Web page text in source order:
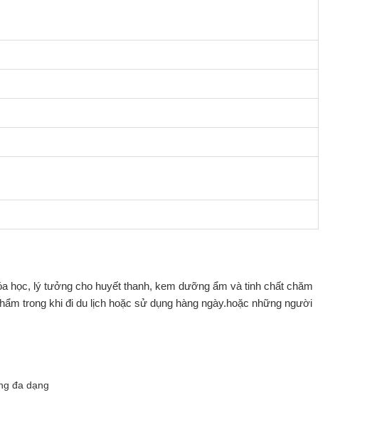
học, lý tưởng cho huyết thanh, kem dưỡng ẩm và tinh chất chăm
trong khi đi du lịch hoặc sử dụng hàng ngày.hoặc những người
đa dạng